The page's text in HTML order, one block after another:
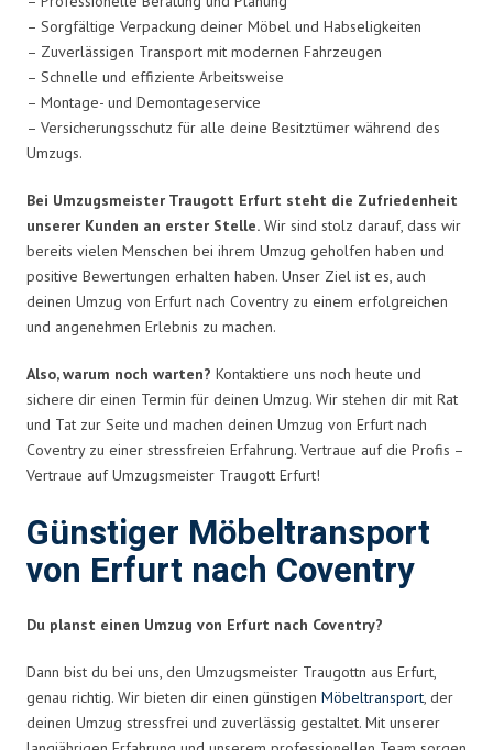
– Sorgfältige Verpackung deiner Möbel und Habseligkeiten
– Zuverlässigen Transport mit modernen Fahrzeugen
– Schnelle und effiziente Arbeitsweise
– Montage- und Demontageservice
– Versicherungsschutz für alle deine Besitztümer während des
Umzugs.
Bei Umzugsmeister Traugott Erfurt steht die Zufriedenheit
unserer Kunden an erster Stelle. Wir sind stolz darauf, dass wir
bereits vielen Menschen bei ihrem Umzug geholfen haben und
positive Bewertungen erhalten haben. Unser Ziel ist es, auch
deinen Umzug von Erfurt nach Coventry zu einem erfolgreichen
und angenehmen Erlebnis zu machen.
Also, warum noch warten? Kontaktiere uns noch heute und
sichere dir einen Termin für deinen Umzug. Wir stehen dir mit Rat
und Tat zur Seite und machen deinen Umzug von Erfurt nach
Coventry zu einer stressfreien Erfahrung. Vertraue auf die Profis –
Vertraue auf Umzugsmeister Traugott Erfurt!
Günstiger Möbeltransport
von Erfurt nach Coventry
Du planst einen Umzug von Erfurt nach Coventry?
Dann bist du bei uns, den Umzugsmeister Traugottn aus Erfurt,
genau richtig. Wir bieten dir einen günstigen Möbeltransport, der
deinen Umzug stressfrei und zuverlässig gestaltet. Mit unserer